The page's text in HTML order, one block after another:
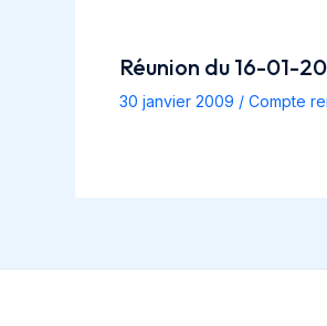
Réunion du 16-01-
30 janvier 2009 / Compte